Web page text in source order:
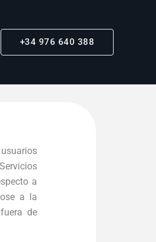
+34 976 640 388
a
a la
de